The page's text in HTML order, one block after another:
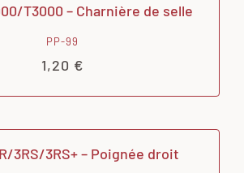
T3000 – Charnière de selle
PP-99
1,20 €
3RS/3RS+ – Poignée droit